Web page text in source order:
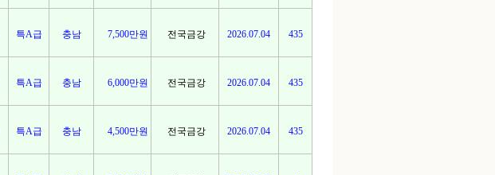
특A급 충남 7,500만원 전국금강 2026.07.04 435
특A급 충남 6,000만원 전국금강 2026.07.04 435
특A급 충남 4,500만원 전국금강 2026.07.04 435